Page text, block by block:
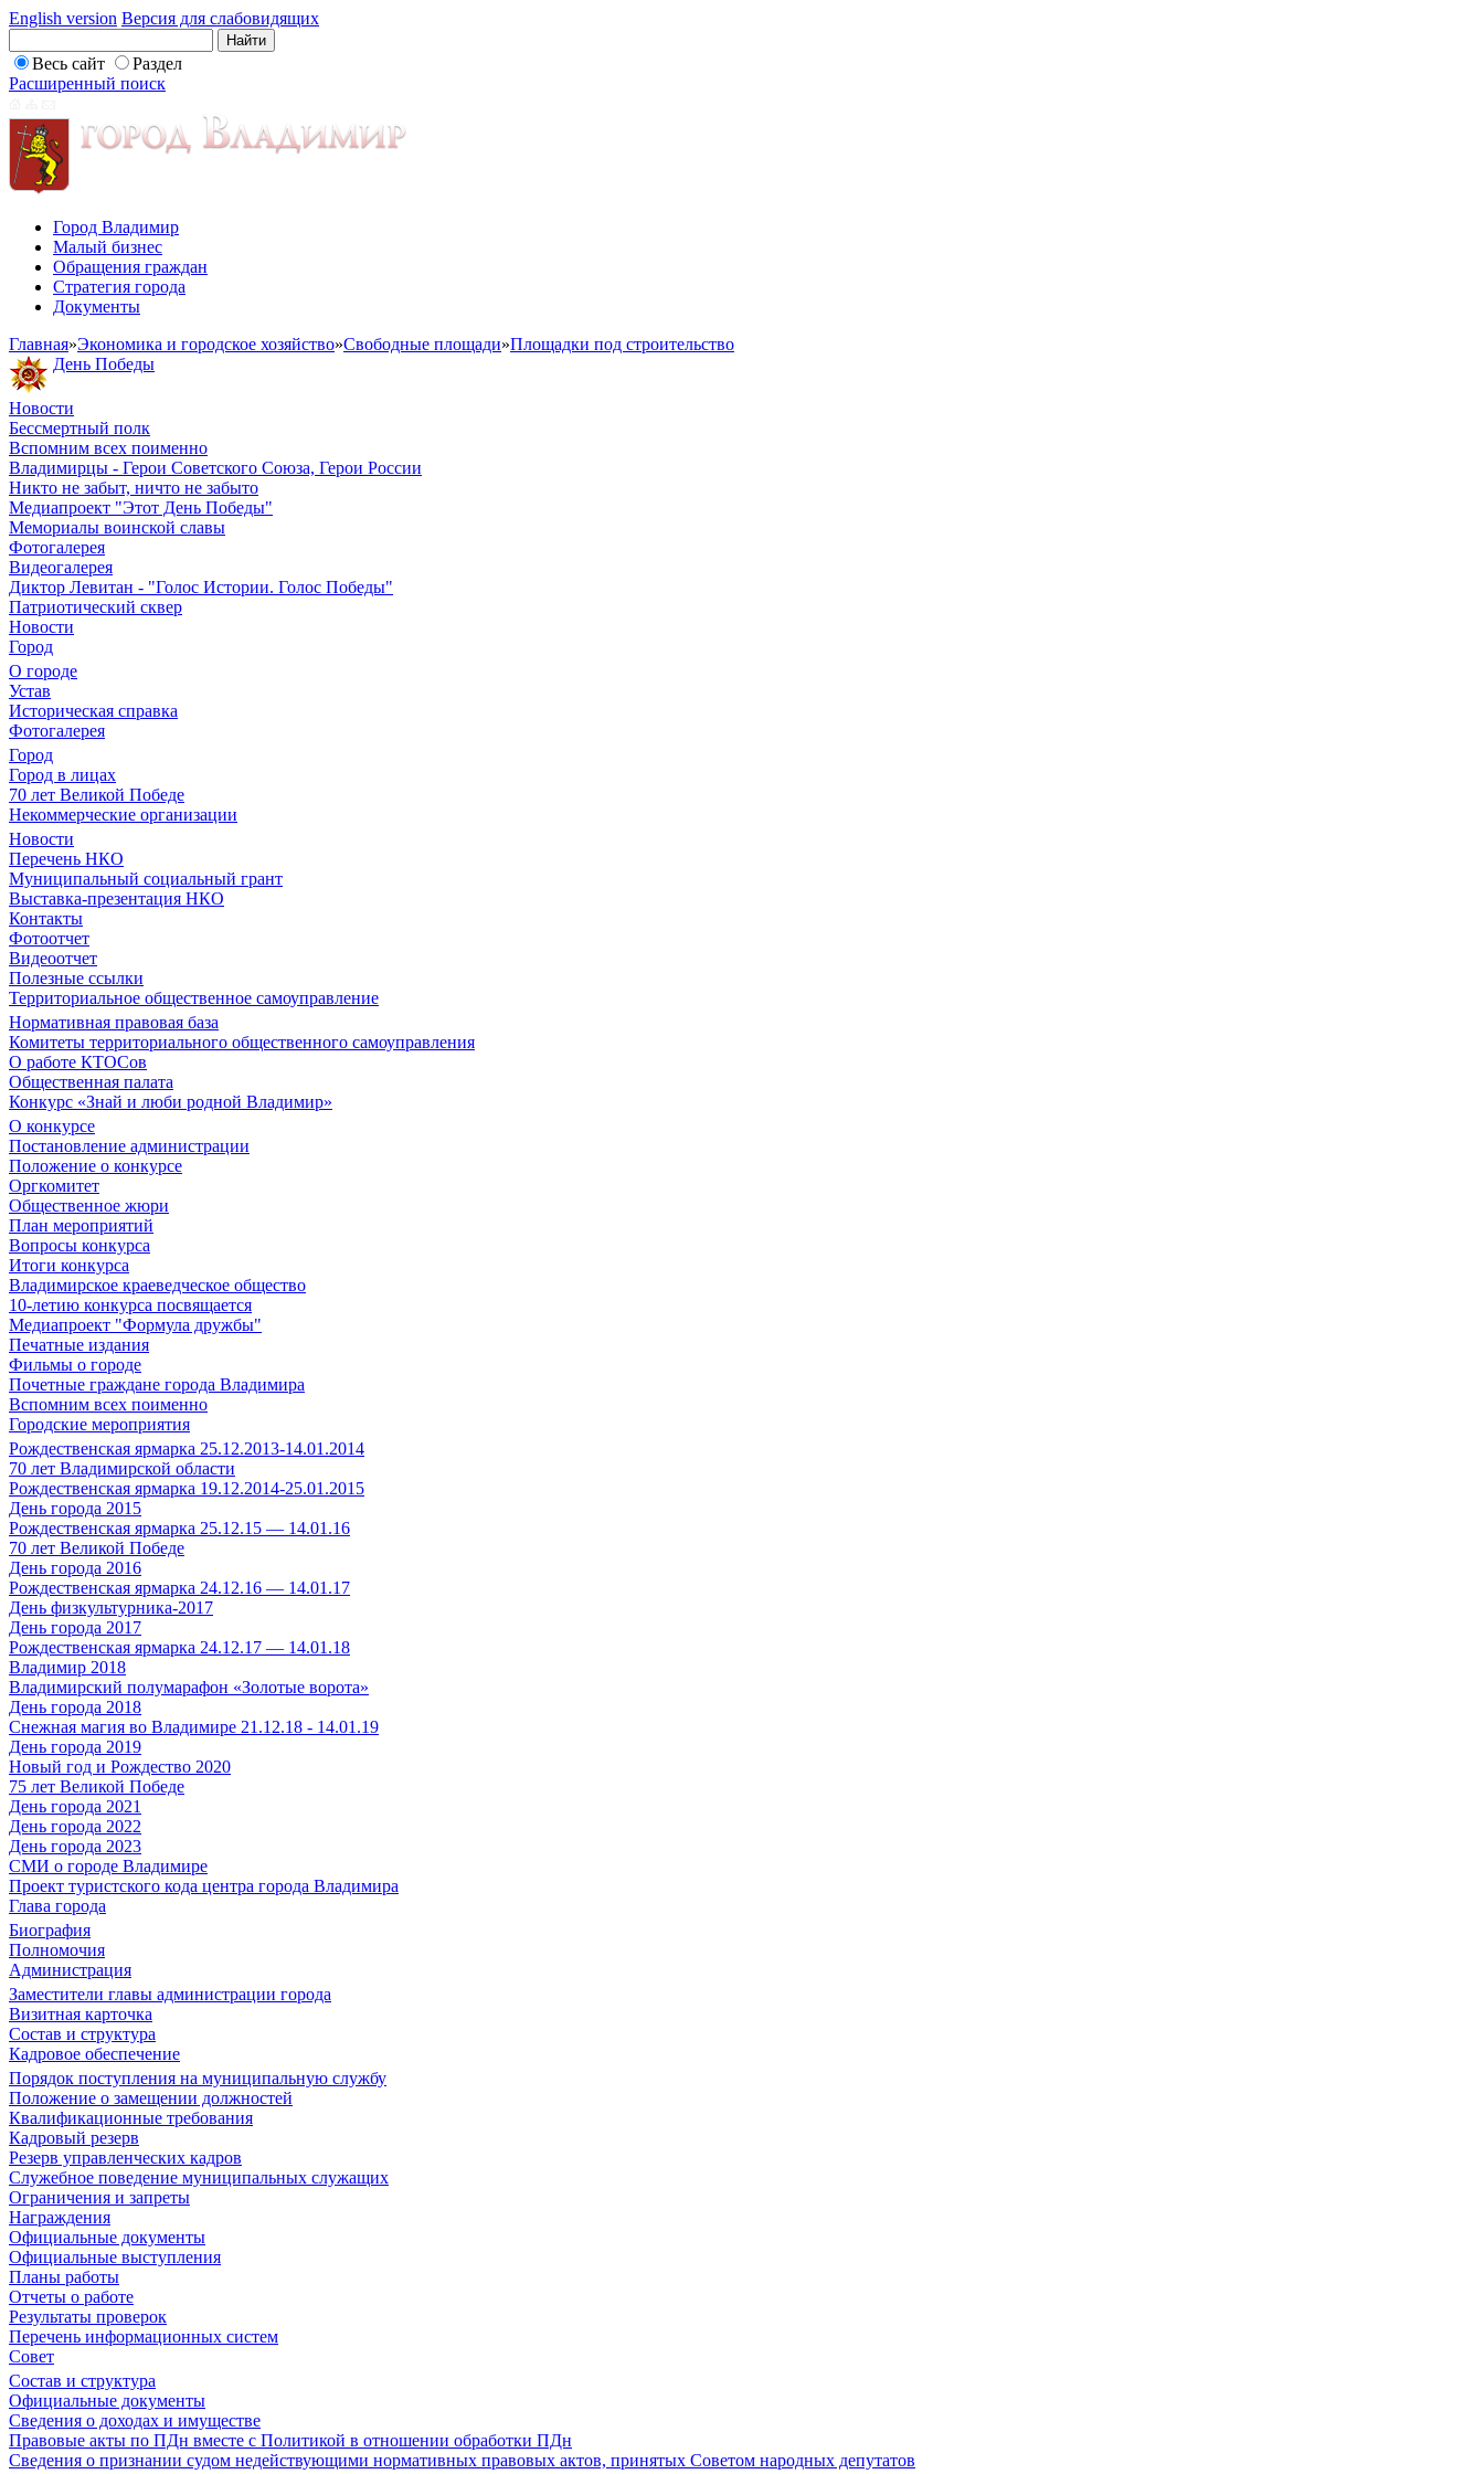
English version Версия для слабовидящих
Весь сайт
Раздел
Расширенный поиск
Город Владимир
Малый бизнес
Обращения граждан
Стратегия города
Документы
Главная»Экономика и городское хозяйство»Свободные площади»Площадки под строительство
День Победы
Новости
Бессмертный полк
Вспомним всех поименно
Владимирцы - Герои Советского Союза, Герои России
Никто не забыт, ничто не забыто
Медиапроект "Этот День Победы"
Мемориалы воинской славы
Фотогалерея
Видеогалерея
Диктор Левитан - "Голос Истории. Голос Победы"
Патриотический сквер
Новости
Город
О городе
Устав
Историческая справка
Фотогалерея
Город
Город в лицах
70 лет Великой Победе
Некоммерческие организации
Новости
Перечень НКО
Муниципальный социальный грант
Выставка-презентация НКО
Контакты
Фотоотчет
Видеоотчет
Полезные ссылки
Территориальное общественное самоуправление
Нормативная правовая база
Комитеты территориального общественного самоуправления
О работе КТОСов
Общественная палата
Конкурс «Знай и люби родной Владимир»
О конкурсе
Постановление администрации
Положение о конкурсе
Оргкомитет
Общественное жюри
План мероприятий
Вопросы конкурса
Итоги конкурса
Владимирское краеведческое общество
10-летию конкурса посвящается
Медиапроект "Формула дружбы"
Печатные издания
Фильмы о городе
Почетные граждане города Владимира
Вспомним всех поименно
Городские мероприятия
Рождественская ярмарка 25.12.2013-14.01.2014
70 лет Владимирской области
Рождественская ярмарка 19.12.2014-25.01.2015
День города 2015
Рождественская ярмарка 25.12.15 — 14.01.16
70 лет Великой Победе
День города 2016
Рождественская ярмарка 24.12.16 — 14.01.17
День физкультурника-2017
День города 2017
Рождественская ярмарка 24.12.17 — 14.01.18
Владимир 2018
Владимирский полумарафон «Золотые ворота»
День города 2018
Снежная магия во Владимире 21.12.18 - 14.01.19
День города 2019
Новый год и Рождество 2020
75 лет Великой Победе
День города 2021
День города 2022
День города 2023
СМИ о городе Владимире
Проект туристского кода центра города Владимира
Глава города
Биография
Полномочия
Администрация
Заместители главы администрации города
Визитная карточка
Состав и структура
Кадровое обеспечение
Порядок поступления на муниципальную службу
Положение о замещении должностей
Квалификационные требования
Кадровый резерв
Резерв управленческих кадров
Служебное поведение муниципальных служащих
Ограничения и запреты
Награждения
Официальные документы
Официальные выступления
Планы работы
Отчеты о работе
Результаты проверок
Перечень информационных систем
Совет
Состав и структура
Официальные документы
Сведения о доходах и имуществе
Правовые акты по ПДн вместе с Политикой в отношении обработки ПДн
Сведения о признании судом недействующими нормативных правовых актов, принятых Советом народных депутатов